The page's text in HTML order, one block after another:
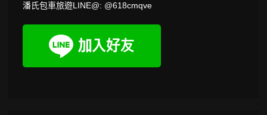
潘氏包車旅遊LINE@: @618cmqve